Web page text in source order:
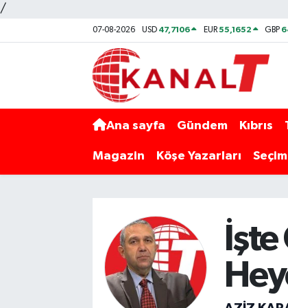
/
07-08-2026 USD 47,7106 EUR55,1652 GBP
Ana sayfa Gündem Kıbrıs
Magazin Köşe Yazarları